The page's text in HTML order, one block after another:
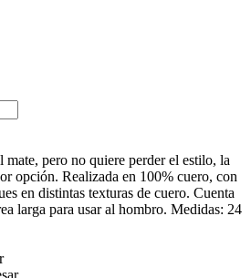
mate, pero no quiere perder el estilo, la
opción. Realizada en 100% cuero, con
en distintas texturas de cuero. Cuenta
larga para usar al hombro. Medidas: 24